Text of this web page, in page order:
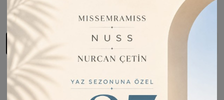
Sepete Ekle
Barkod:
MİSS441675
1 iş günü içinde kargoda